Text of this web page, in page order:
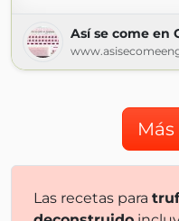
Así se come en
Las recetas para